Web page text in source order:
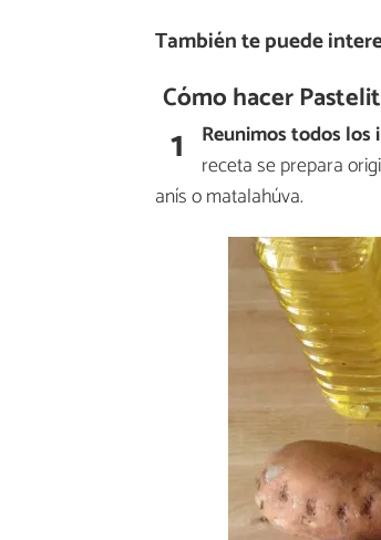
También te puede
Cómo hacer
1 Reunimos todos los
receta se prepara
anís o matalahúva.